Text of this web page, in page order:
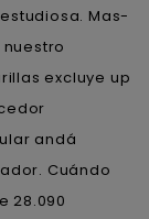
Mas-
excluye up
andá
Cuándo
28.090